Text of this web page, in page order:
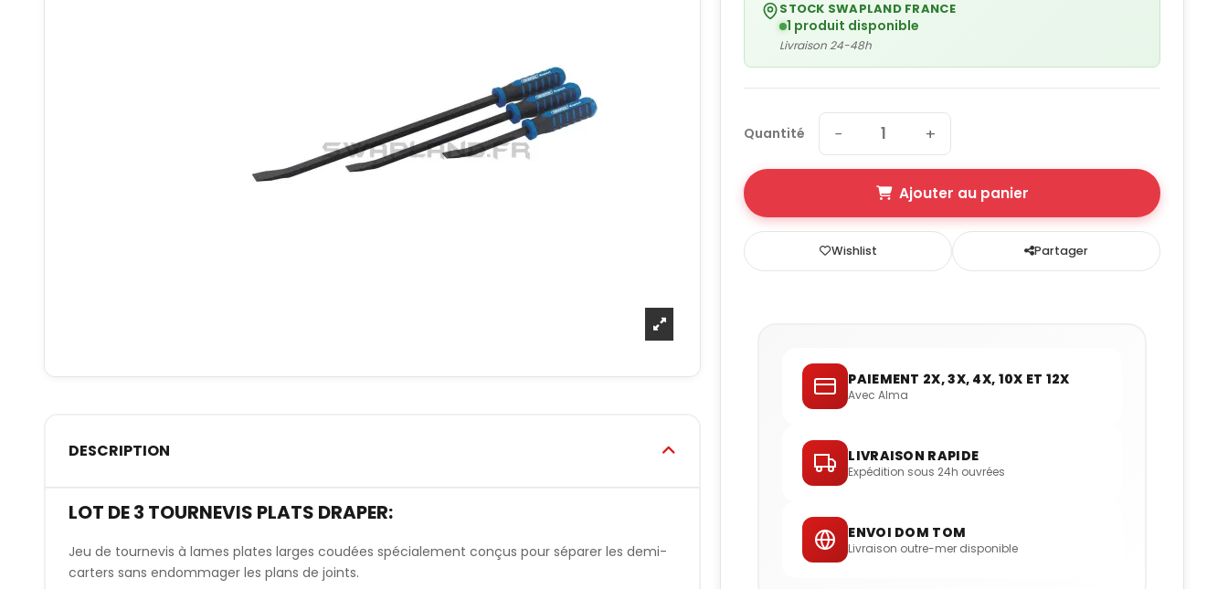
DESCRIPTION
LOT DE 3 TOURNEVIS PLATS DRAPER:
Jeu de tournevis à lames plates larges coudées spécialement conçus pour séparer les demi-
carters sans endommager les plans de joints.
STOCK SWAPLAND FRANCE
1 produit disponible
Livraison 24-48h
Quantité − +
Ajouter au panier
Wishlist Partager
PAIEMENT 2X, 3X, 4X, 10X ET 12X
Avec Alma
LIVRAISON RAPIDE
Expédition sous 24h ouvrées
ENVOI DOM TOM
Livraison outre-mer disponible